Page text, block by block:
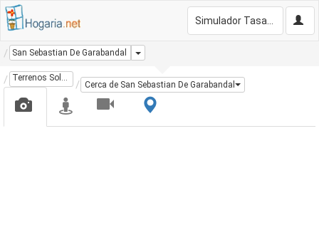
San Sebastian De Garabandal Dropdown
Terrenos Solares
Cerca de San Sebastian De Garabandal